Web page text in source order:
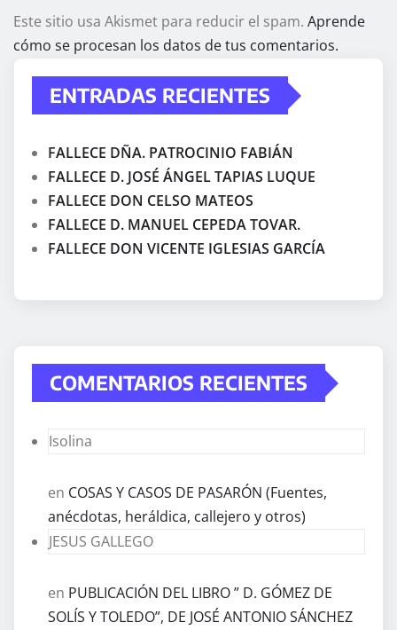
Este sitio usa Akismet para reducir el spam. Aprende
cómo se procesan los datos de tus comentarios.
ENTRADAS RECIENTES
FALLECE DÑA. PATROCINIO FABIÁN
FALLECE D. JOSÉ ÁNGEL TAPIAS LUQUE
FALLECE DON CELSO MATEOS
FALLECE D. MANUEL CEPEDA TOVAR.
FALLECE DON VICENTE IGLESIAS GARCÍA
COMENTARIOS RECIENTES
Isolina
en COSAS Y CASOS DE PASARÓN (Fuentes,
anécdotas, heráldica, callejero y otros)
JESUS GALLEGO
en PUBLICACIÓN DEL LIBRO ” D. GÓMEZ DE
SOLÍS Y TOLEDO”, DE JOSÉ ANTONIO SÁNCHEZ